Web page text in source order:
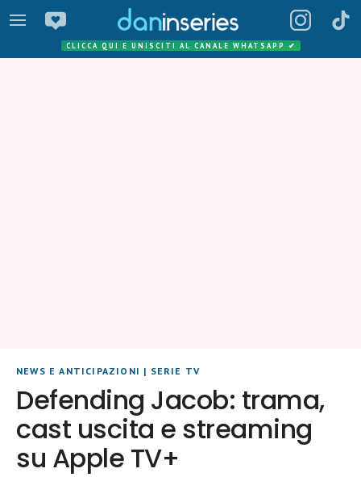
CLICCA QUI E UNISCITI AL CANALE WHATSAPP ✔
NEWS E ANTICIPAZIONI | SERIE TV
Defending Jacob: trama,
cast uscita e streaming
su Apple TV+